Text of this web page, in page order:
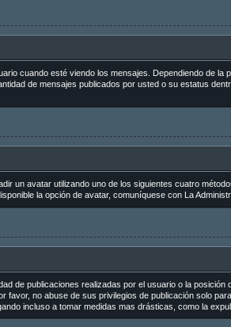
cuando esté viendo los mensajes. Dependiendo de
de mensajes publicados por usted o su estatus
un avatar utilizando uno de los siguientes cuatro
la opción de avatar, comuníquese con La
de publicaciones realizadas por el usuario o la
favor, no abuse de sus privilegios de publicación solo
incluso a tomar medidas mas drásticas, como la